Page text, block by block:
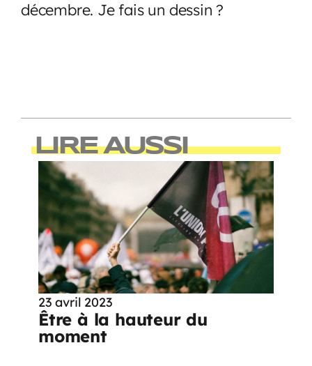
décembre. Je fais un dessin ?
LIRE AUSSI
23 avril 2023
Être à la hauteur du
moment